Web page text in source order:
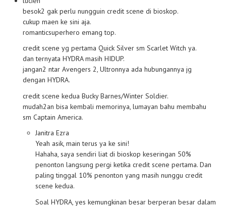
besok2 gak perlu nungguin credit scene di bioskop.
cukup maen ke sini aja.
romanticsuperhero emang top.
credit scene yg pertama Quick Silver sm Scarlet Witch ya.
dan ternyata HYDRA masih HIDUP.
jangan2 ntar Avengers 2, Ultronnya ada hubungannya jg
dengan HYDRA.
credit scene kedua Bucky Barnes/Winter Soldier.
mudah2an bisa kembali memorinya, lumayan bahu membahu
sm Captain America.
Janitra Ezra
Yeah asik, main terus ya ke sini!
Hahaha, saya sendiri liat di bioskop keseringan 50%
penonton langsung pergi ketika credit scene pertama. Dan
paling tinggal 10% penonton yang masih nunggu credit
scene kedua.
Soal HYDRA, yes kemungkinan besar berperan besar dalam